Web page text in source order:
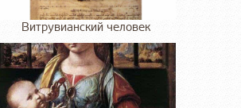
Витрувианский человек